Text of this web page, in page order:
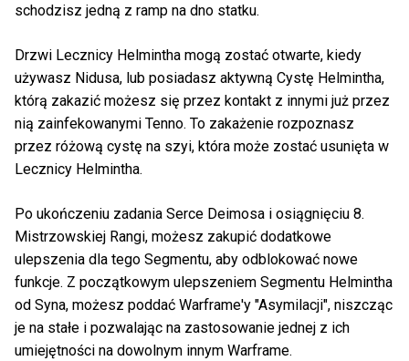
schodzisz jedną z ramp na dno statku.
Drzwi Lecznicy Helmintha mogą zostać otwarte, kiedy
używasz Nidusa, lub posiadasz aktywną Cystę Helmintha,
którą zakazić możesz się przez kontakt z innymi już przez
nią zainfekowanymi Tenno. To zakażenie rozpoznasz
przez różową cystę na szyi, która może zostać usunięta w
Lecznicy Helmintha.
Po ukończeniu zadania Serce Deimosa i osiągnięciu 8.
Mistrzowskiej Rangi, możesz zakupić dodatkowe
ulepszenia dla tego Segmentu, aby odblokować nowe
funkcje. Z początkowym ulepszeniem Segmentu Helmintha
od Syna, możesz poddać Warframe'y "Asymilacji", niszcząc
je na stałe i pozwalając na zastosowanie jednej z ich
umiejętności na dowolnym innym Warframe.